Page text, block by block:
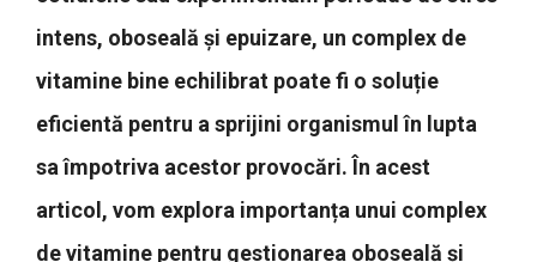
intens, oboseală și epuizare, un complex de
vitamine bine echilibrat poate fi o soluție
eficientă pentru a sprijini organismul în lupta
sa împotriva acestor provocări. În acest
articol, vom explora importanța unui complex
de vitamine pentru gestionarea oboseală și